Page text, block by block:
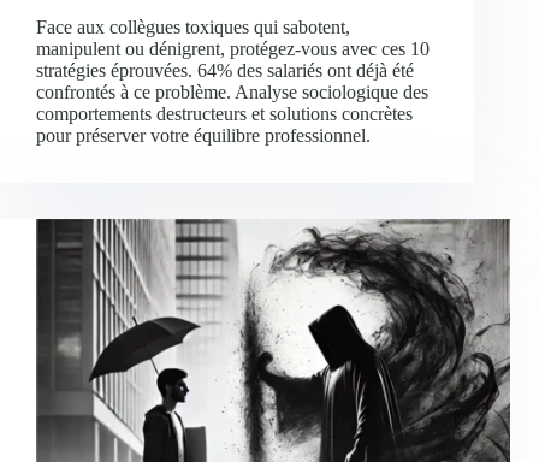
Face aux collègues toxiques qui sabotent,
manipulent ou dénigrent, protégez-vous avec ces 10
stratégies éprouvées. 64% des salariés ont déjà été
confrontés à ce problème. Analyse sociologique des
comportements destructeurs et solutions concrètes
pour préserver votre équilibre professionnel.